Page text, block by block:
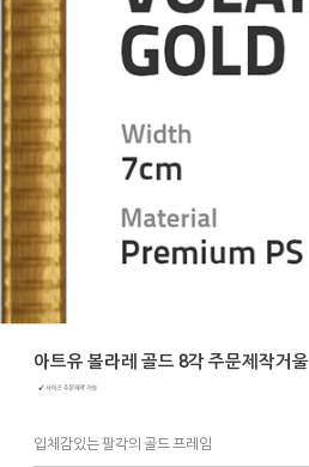
아트유 볼라레 골드 8각 주문제작거울
입체감있는 팔각의 골드 프레임